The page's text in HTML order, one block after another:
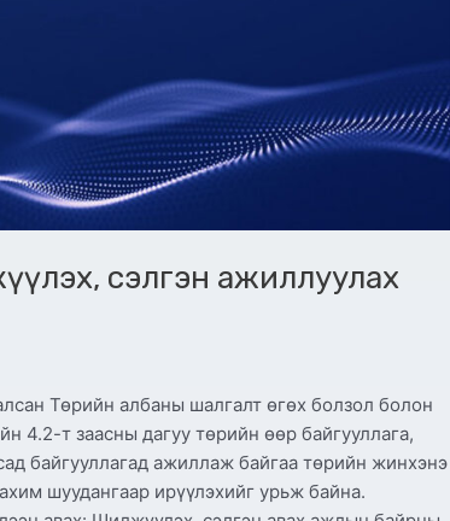
сэлгэн ажиллуулах
Төрийн албаны шалгалт өгөх болзол болон
4.2-т заасны дагуу төрийн өөр байгууллага,
байгууллагад ажиллаж байгаа төрийн жинхэнэ
шуудангаар ирүүлэхийг урьж байна.